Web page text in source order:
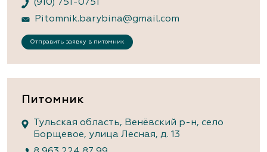
(910) 751-0751
Pitomnik.barybina@gmail.com
Отправить заявку в питомник
Питомник
Тульская область, Венёвский р-н, село
Борщевое, улица Лесная, д. 13